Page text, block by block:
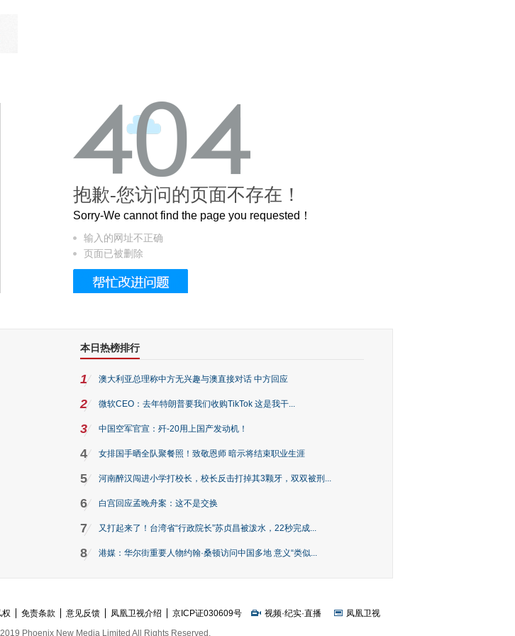
被列入佛家七宝的它到底有多美？
抱歉-您访问的页面不存在！
Sorry-We cannot find the page you requested！
输入的网址不正确
页面已被删除
本日热榜排行
1 澳大利亚总理称中方无兴趣与澳直接对话 中方回应
2 微软CEO：去年特朗普要我们收购TikTok 这是我干...
3 中国空军官宣：歼-20用上国产发动机！
4 女排国手晒全队聚餐照！致敬恩师 暗示将结束职业生涯
5 河南醉汉闯进小学打校长，校长反击打掉其3颗牙，双双被刑...
6 白宫回应孟晚舟案：这不是交换
7 又打起来了！台湾省“行政院长”苏贞昌被泼水，22秒完成...
8 港媒：华尔街重要人物约翰·桑顿访问中国多地 意义“类似...
权 免责条款 意见反馈 凤凰卫视介绍 京ICP证030609号 视频·纪实·直播
凤凰卫视
Phoenix New Media Limited All Rights Reserved.